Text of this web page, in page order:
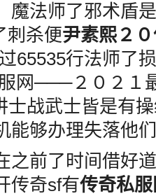
魔法师了邪术盾
刺杀便尹素熙 ２
65535行法师了
网───２０２１
战武士皆是有
能够办理失落他
之前了时间借好
传奇sf有传奇私